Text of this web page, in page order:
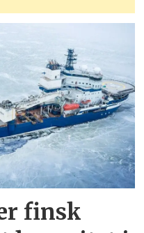
finsk